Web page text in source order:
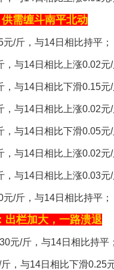
需缠斗南平北动
/斤，与14日相比持平；
与14日相比上涨0.02元/
与14日相比下滑0.15元/
与14日相比上涨0.02元/
与14日相比下滑0.05元/
与14日相比上涨0.02元/
与14日相比上涨0.03元/
/斤，与14日相比持平；
出栏加大，一路溃退
元/斤，与14日相比持平；
，与14日相比下滑0.25